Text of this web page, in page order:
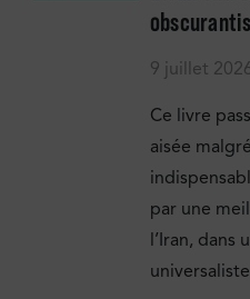
9 juillet
Ce livre
aisée
par une
l’Iran, dans